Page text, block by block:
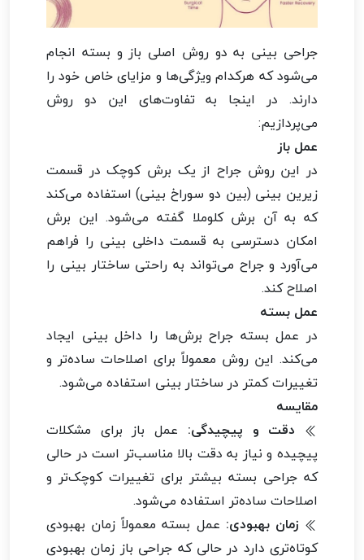
جراحی بینی به دو روش اصلی باز و بسته انجام
می‌شود که هرکدام ویژگی‌ها و مزایای خاص خود را
دارند. در اینجا به تفاوت‌های این دو روش
می‌پردازیم:
عمل باز
در این روش جراح از یک برش کوچک در قسمت
زیرین بینی (بین دو سوراخ بینی) استفاده می‌کند
که به آن برش کلوملا گفته می‌شود. این برش
امکان دسترسی به قسمت داخلی بینی را فراهم
می‌آورد و جراح می‌تواند به راحتی ساختار بینی را
اصلاح کند.
عمل بسته
در عمل بسته جراح برش‌ها را داخل بینی ایجاد
می‌کند. این روش معمولاً برای اصلاحات ساده‌تر و
تغییرات کمتر در ساختار بینی استفاده می‌شود.
مقایسه
دقت و پیچیدگی: عمل باز برای مشکلات
پیچیده و نیاز به دقت بالا مناسب‌تر است در حالی
که جراحی بسته بیشتر برای تغییرات کوچک‌تر و
اصلاحات ساده‌تر استفاده می‌شود.
زمان بهبودی: عمل بسته معمولاً زمان بهبودی
کوتاه‌تری دارد در حالی که جراحی باز زمان بهبودی